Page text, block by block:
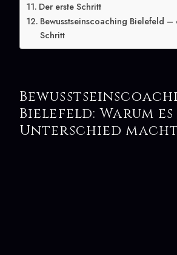
Der erste Schritt
Bewusstseinscoaching Bielefeld –
Schritt
Bielefeld: Warum
Unterschied macht